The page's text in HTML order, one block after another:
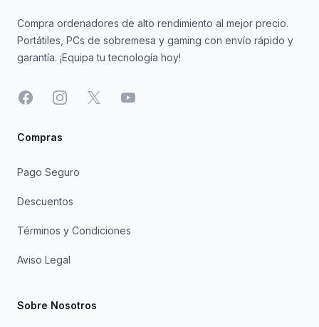
Compra ordenadores de alto rendimiento al mejor precio.
Portátiles, PCs de sobremesa y gaming con envío rápido y
garantía. ¡Equipa tu tecnología hoy!
FacebookInstagram
X YouTube
Compras
Pago Seguro
Descuentos
Términos y Condiciones
Aviso Legal
Sobre Nosotros